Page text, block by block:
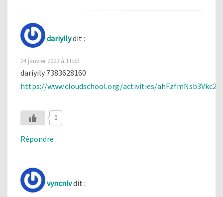
dariyilydit :
24 janvier 2022 à 11:53
dariyily 7383628160
https://www.cloudschool.org/activities/
0
Répondre
vyncnivdit :